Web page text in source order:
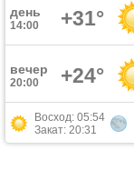
день
14:00 +31°
вечер
20:00 +24°
Восход: 05:54
Закат: 20:31